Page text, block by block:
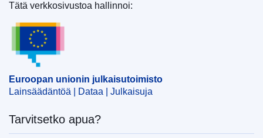
CELEX : C/2024/04045
ELI :C/2024/4045/oj
IMMC : P9_CR(2019)11-28
pdfa2a
Euroopan unionin julkaisutoimisto
Tätä verkkosivustoa hallinnoi:
Euroopan unionin julkaisutoimisto
Lainsäädäntöä | Dataa | Julkaisuja
Tarvitsetko apua?